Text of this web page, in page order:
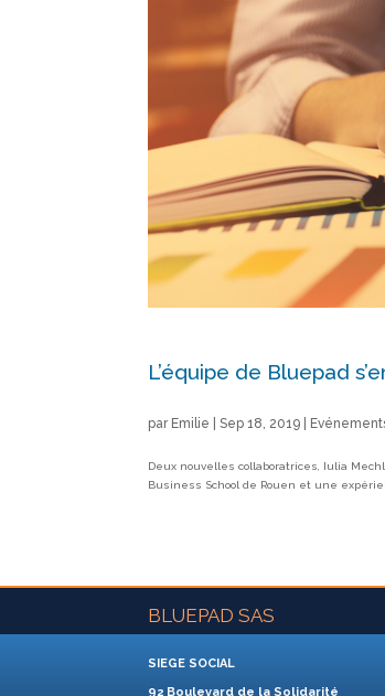
L’équipe de Bluepad
par Emilie |Sep 18, 2019
Deux nouvelles collaboratrices, Iulia
Business School de Rouen et une
BLUEPAD SAS
SIEGE SOCIAL
92 Boulevard de la Solidarité